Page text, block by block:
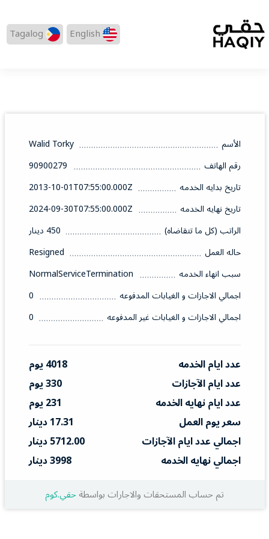
English
Tagalog
الأسم
Walid Torky
رقم الهاتف
90900279
تاريخ بدايه الخدمه
2013-10-01T07:55:00.000Z
تاريخ نهايه الخدمه
2024-09-30T07:55:00.000Z
الراتب (كل ما تتقاضاه)
450 دينار
حاله العمل
Resigned
سبب انهاء الخدمه
NormalServiceTermination
اجمالي الاجازات و الغيابات المدفوعه
0
اجمالي الاجازات و الغيابات غير المدفوعه
0
عدد ايام الخدمه
4018 يوم
عدد ايام الآجازات
330 يوم
عدد ايام نهايه الخدمه
231 يوم
سعر يوم العمل
17.31 دينار
اجمالي عدد ايام الآجازات
5712.00 دينار
اجمالي نهايه الخدمه
3998 دينار
تم حساب المستحقات والاجارات بواسطةحقي.كوم